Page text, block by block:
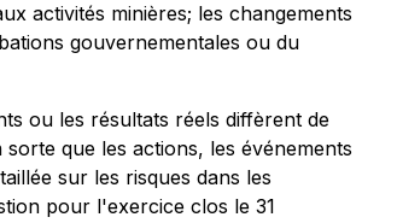
activités minières; les changements
gouvernementales ou du
ou les résultats réels diffèrent de
que les actions, les événements
sur les risques dans les
pour l'exercice clos le 31